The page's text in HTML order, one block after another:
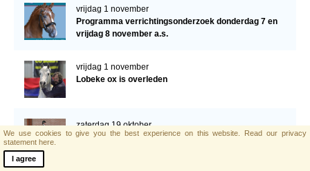
vrijdag 1 november
Programma verrichtingsonderzoek donderdag 7 en
vrijdag 8 november a.s.
vrijdag 1 november
Lobeke ox is overleden
zaterdag 19 oktober
Donatello van ’t Molenbosch wint met 199 pnt
We use cookies to give you the best experience on this website. Read our privacy
statement here.
I agree